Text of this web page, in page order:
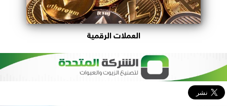
العملات الرقمية